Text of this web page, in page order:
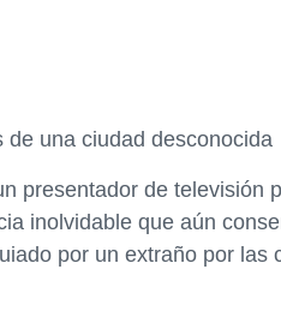
una ciudad desconocida
presentador de televisión
inolvidable que aún
por un extraño por las